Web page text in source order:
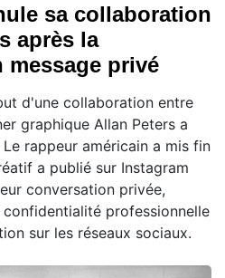
sa collaboration
après la
privé
d'une collaboration entre
graphique Allan Peters a
rappeur américain a mis fin
a publié sur Instagram
conversation privée,
professionnelle
sur les réseaux sociaux.